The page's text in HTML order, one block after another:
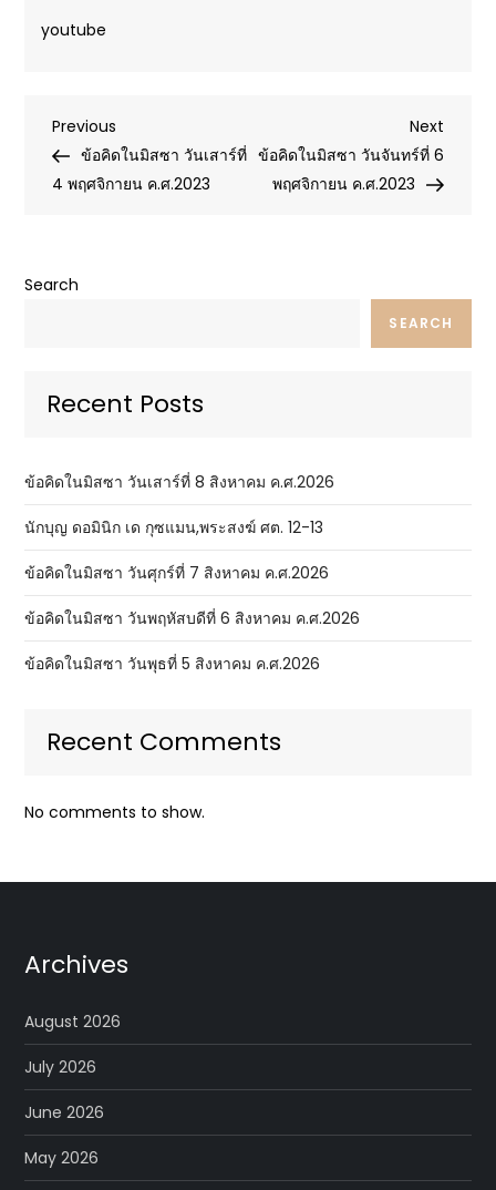
youtube
Post
navigation
Previous
Post
Previous
ข้อคิดในมิสซา วันเสาร์ที่
4 พฤศจิกายน ค.ศ.2023
Next
Post
Next
ข้อคิดในมิสซา วันจันทร์ที่ 6
พฤศจิกายน ค.ศ.2023
Search
SEARCH
Recent Posts
ข้อคิดในมิสซา วันเสาร์ที่ 8 สิงหาคม ค.ศ.2026
นักบุญ ดอมินิก เด กุซแมน,พระสงฆ์ ศต. 12-13
ข้อคิดในมิสซา วันศุกร์ที่ 7 สิงหาคม ค.ศ.2026
ข้อคิดในมิสซา วันพฤหัสบดีที่ 6 สิงหาคม ค.ศ.2026
ข้อคิดในมิสซา วันพุธที่ 5 สิงหาคม ค.ศ.2026
Recent Comments
No comments to show.
Archives
August 2026
July 2026
June 2026
May 2026